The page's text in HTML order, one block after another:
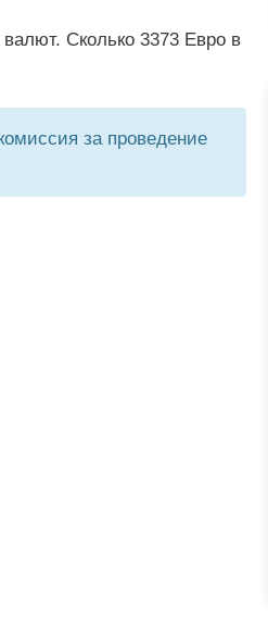
Сколько 3373 Евро в
за проведение